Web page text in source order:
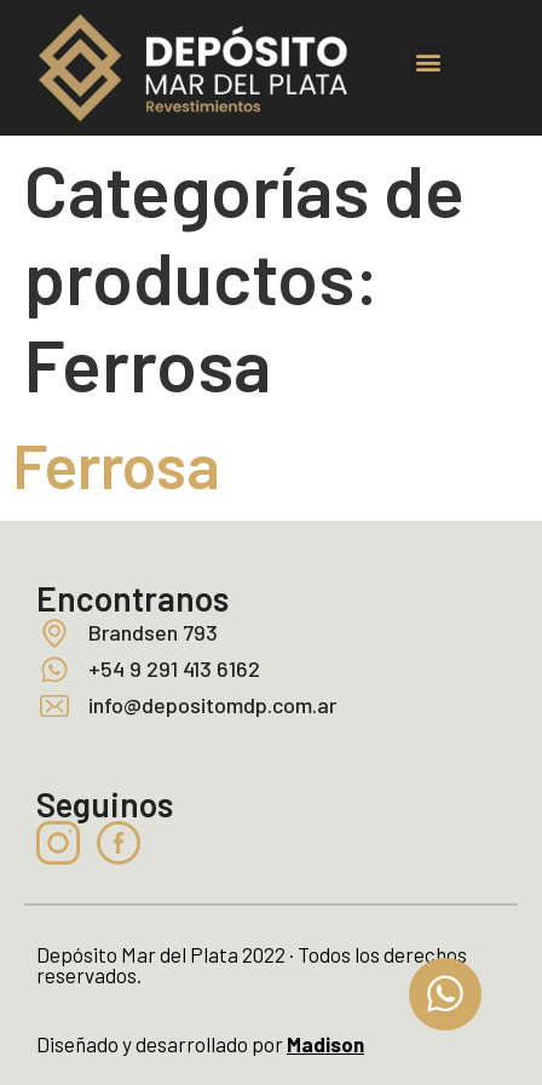
Categorías de
productos:
Ferrosa
Ferrosa
Encontranos
Brandsen 793
+54 9 291 413 6162
info@depositomdp.com.ar
Seguinos
Depósito Mar del Plata 2022 · Todos los derechos
reservados.
Diseñado y desarrollado por Madison